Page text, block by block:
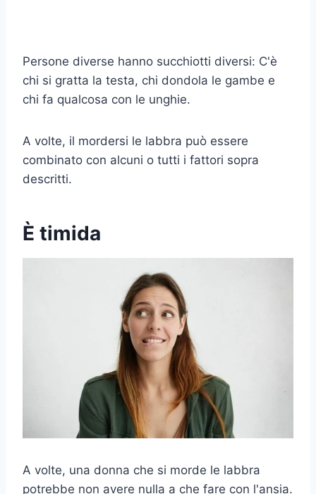
Persone diverse hanno succhiotti diversi: C'è
chi si gratta la testa, chi dondola le gambe e
chi fa qualcosa con le unghie.
A volte, il mordersi le labbra può essere
combinato con alcuni o tutti i fattori sopra
descritti.
È timida
A volte, una donna che si morde le labbra
potrebbe non avere nulla a che fare con l'ansia.